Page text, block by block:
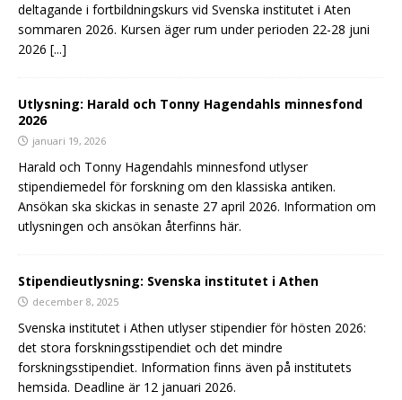
deltagande i fortbildningskurs vid Svenska institutet i Aten
sommaren 2026. Kursen äger rum under perioden 22-28 juni
2026 [...]
Utlysning: Harald och Tonny Hagendahls minnesfond
2026
januari 19, 2026
Harald och Tonny Hagendahls minnesfond utlyser
stipendiemedel för forskning om den klassiska antiken.
Ansökan ska skickas in senaste 27 april 2026. Information om
utlysningen och ansökan återfinns här.
Stipendieutlysning: Svenska institutet i Athen
december 8, 2025
Svenska institutet i Athen utlyser stipendier för hösten 2026:
det stora forskningsstipendiet och det mindre
forskningsstipendiet. Information finns även på institutets
hemsida. Deadline är 12 januari 2026.